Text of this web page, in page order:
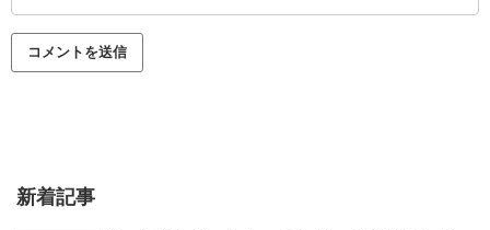
新着記事